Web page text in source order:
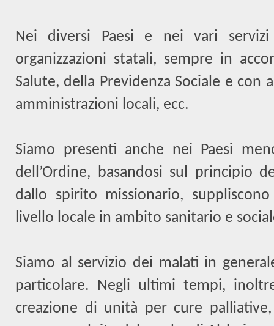
Nei diversi Paesi e nei vari
organizzazioni statali, sempre in
Salute, della Previdenza Sociale e con
amministrazioni locali, ecc.
Siamo presenti anche nei Paesi
dell’Ordine, basandosi sul principio
dallo spirito missionario,
livello locale in ambito sanitario e
Siamo al servizio dei malati in
particolare. Negli ultimi tempi,
creazione di unità per cure